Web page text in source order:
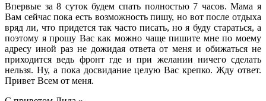
Впервые за 8 суток будем спать полностью 7 часов. Мама я
Вам сейчас пока есть возможность пишу, но вот после отдыха
вряд ли, что придется так часто писать, но я буду стараться, а
поэтому я прошу Вас как можно чаще пишите мне по моему
адресу иной раз не дожидая ответа от меня и обижаться не
приходится ведь фронт где и при желании ничего сделать
нельзя. Ну, а пока досвидание целую Вас крепко. Жду ответ.
Привет Всем от меня.